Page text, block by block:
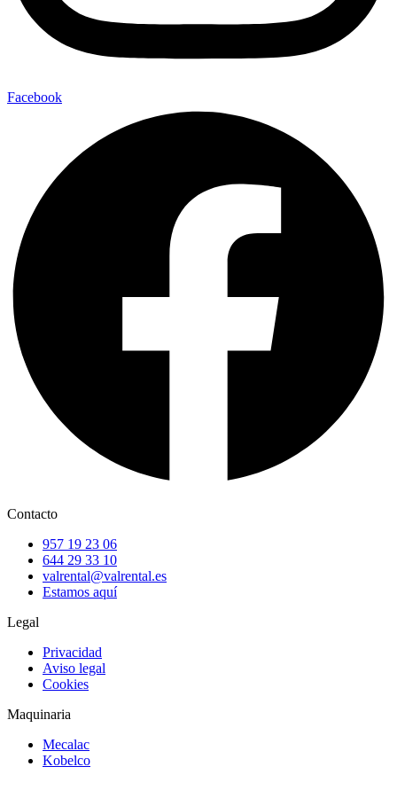
Facebook
Contacto
957 19 23 06
644 29 33 10
valrental@valrental.es
Estamos aquí
Legal
Privacidad
Aviso legal
Cookies
Maquinaria
Mecalac
Kobelco